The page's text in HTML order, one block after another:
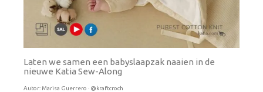
Laten we samen een babyslaapzak naaien in de
nieuwe Katia Sew-Along
Autor: Marisa Guerrero · @kraftcroch